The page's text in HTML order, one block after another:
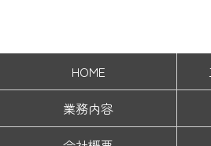
HOME
業務内容